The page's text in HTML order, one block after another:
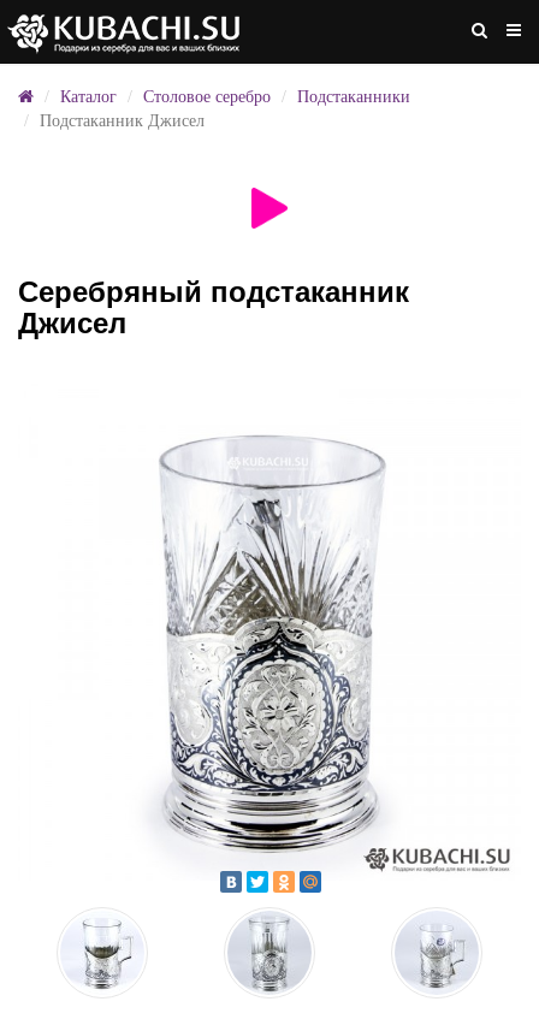
Каталог Столовое серебро
Подстаканники
Подстаканник Джисел
Серебряный подстаканник
Джисел